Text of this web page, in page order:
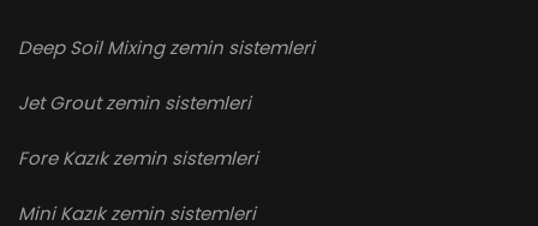
Deep Soil Mixing zemin sistemleri
Jet Grout zemin sistemleri
Fore Kazık zemin sistemleri
Mini Kazık zemin sistemleri